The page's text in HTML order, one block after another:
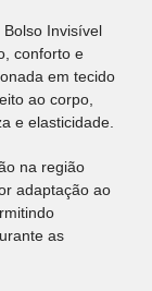
Invisível
conforto e
em tecido
ao corpo,
e elasticidade.
na região
adaptação ao
as